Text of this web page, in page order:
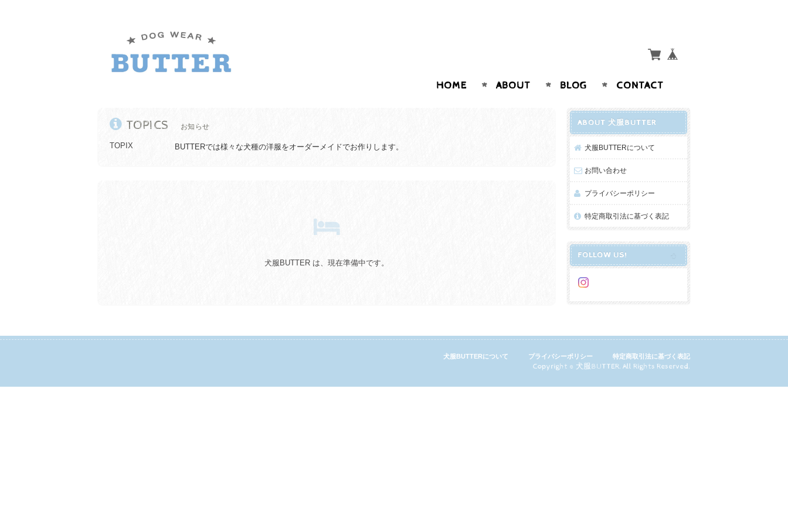
HOME ABOUT BLOG CONTACT
TOPICS お知らせ
TOPIX BUTTERでは様々な犬種の洋服をオーダーメイドでお作りします。
犬服BUTTER は、現在準備中です。
ABOUT 犬服BUTTER
犬服BUTTERについて
お問い合わせ
プライバシーポリシー
特定商取引法に基づく表記
FOLLOW US!
犬服BUTTERについて プライバシーポリシー 特定商取引法に基づく表記
Copyright © 犬服BUTTER. All Rights Reserved.